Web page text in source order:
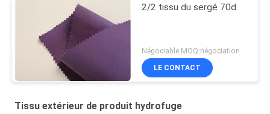
2/2 tissu du sergé 70d
Négociable MOQ:négociation
LE CONTACT
Tissu extérieur de produit hydrofuge